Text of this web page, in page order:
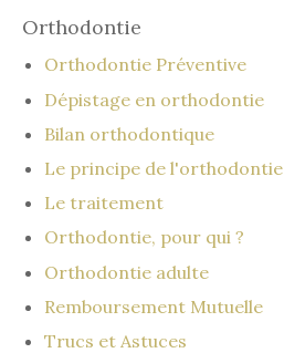
Orthodontie
Orthodontie Préventive
Dépistage en orthodontie
Bilan orthodontique
Le principe de l'orthodontie
Le traitement
Orthodontie, pour qui ?
Orthodontie adulte
Remboursement Mutuelle
Trucs et Astuces